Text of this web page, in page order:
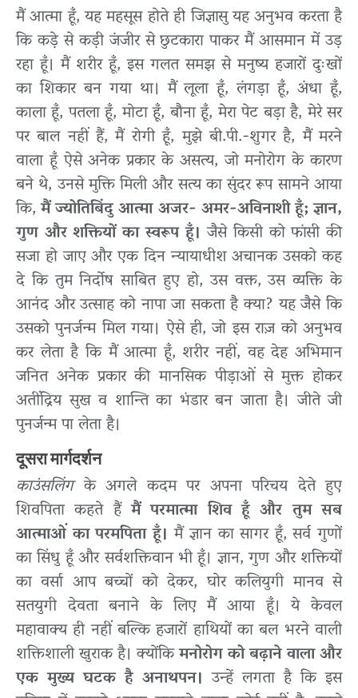
मैं आत्मा हूँ, यह महसूस होते ही जिज्ञासु यह अनुभव करता है
कि कड़े से कड़ी जंजीर से छुटकारा पाकर मैं आसमान में उड़
रहा हूँ। मैं शरीर हूँ, इस गलत समझ से मनुष्य हजारों दुःखों
का शिकार बन गया था। मैं लूला हूँ, लंगड़ा हूँ, अंधा हूँ,
काला हूँ, पतला हूँ, मोटा हूँ, बौना हूँ, मेरा पेट बड़ा है, मेरे सर
पर बाल नहीं हैं, मैं रोगी हूँ, मुझे बी.पी.-शुगर है, मैं मरने
वाला हूँ ऐसे अनेक प्रकार के असत्य, जो मनोरोग के कारण
बने थे, उनसे मुक्ति मिली और सत्य का सुंदर रूप सामने आया
कि,मैं ज्योतिबिंदु आत्मा अजर- अमर-अविनाशी हूँ; ज्ञान,
गुण और शक्तियों का स्वरूप हूँ। जैसे किसी को फांसी की
सजा हो जाए और एक दिन न्यायाधीश अचानक उसको कह
दे कि तुम निर्दोष साबित हुए हो, उस वक्त, उस व्यक्ति के
आनंद और उत्साह को नापा जा सकता है क्या? यह जैसे कि
उसको पुनर्जन्म मिल गया। ऐसे ही, जो इस राज़ को अनुभव
कर लेता है कि मैं आत्मा हूँ, शरीर नहीं, वह देह अभिमान
जनित अनेक प्रकार की मानसिक पीड़ाओं से मुक्त होकर
अतींद्रिय सुख व शान्ति का भंडार बन जाता है। जीते जी
पुनर्जन्म पा लेता है।
दूसरा मार्गदर्शन
काउंसलिंगके अगले कदम पर अपना परिचय देते हुए
शिवपिता कहते हैंमैं परमात्मा शिव हूँ और तुम सब
आत्माओं का परमपिता हूँ। मैं ज्ञान का सागर हूँ, सर्व गुणों
का सिंधु हूँ और सर्वशक्तिवान भी हूँ। ज्ञान, गुण और शक्तियों
का वर्सा आप बच्चों को देकर, घोर कलियुगी मानव से
सतयुगी देवता बनाने के लिए मैं आया हूँ। ये केवल
महावाक्य ही नहीं बल्कि हजारों हाथियों का बल भरने वाली
शक्तिशाली खुराक है। क्योंकिमनोरोग को बढ़ाने वाला और
एक मुख्य घटक है अनाथपन। उन्हें लगता है कि इस